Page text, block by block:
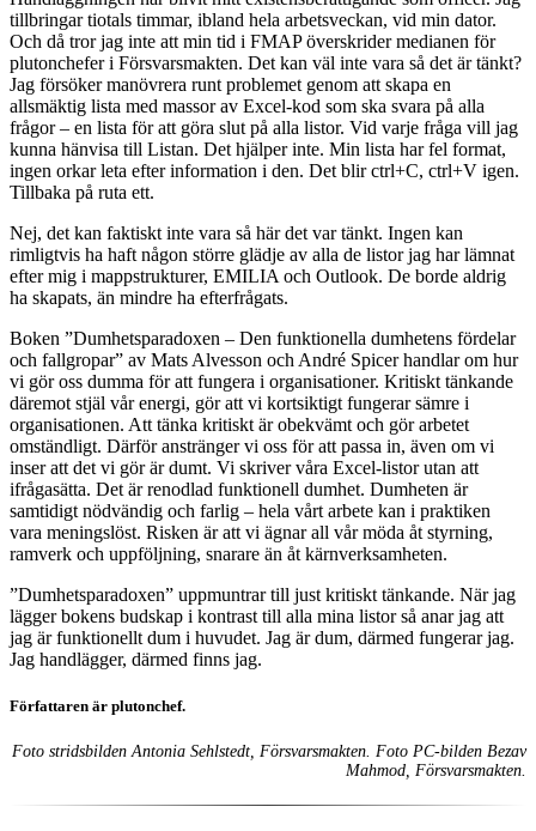
tillbringar tiotals timmar, ibland hela arbetsveckan, vid min dator.
Och då tror jag inte att min tid i FMAP överskrider medianen för
plutonchefer i Försvarsmakten. Det kan väl inte vara så det är tänkt?
Jag försöker manövrera runt problemet genom att skapa en
allsmäktig lista med massor av Excel-kod som ska svara på alla
frågor – en lista för att göra slut på alla listor. Vid varje fråga vill jag
kunna hänvisa till Listan. Det hjälper inte. Min lista har fel format,
ingen orkar leta efter information i den. Det blir ctrl+C, ctrl+V igen.
Tillbaka på ruta ett.
Nej, det kan faktiskt inte vara så här det var tänkt. Ingen kan
rimligtvis ha haft någon större glädje av alla de listor jag har lämnat
efter mig i mappstrukturer, EMILIA och Outlook. De borde aldrig
ha skapats, än mindre ha efterfrågats.
Boken ”Dumhetsparadoxen – Den funktionella dumhetens fördelar
och fallgropar” av Mats Alvesson och André Spicer handlar om hur
vi gör oss dumma för att fungera i organisationer. Kritiskt tänkande
däremot stjäl vår energi, gör att vi kortsiktigt fungerar sämre i
organisationen. Att tänka kritiskt är obekvämt och gör arbetet
omständligt. Därför anstränger vi oss för att passa in, även om vi
inser att det vi gör är dumt. Vi skriver våra Excel-listor utan att
ifrågasätta. Det är renodlad funktionell dumhet. Dumheten är
samtidigt nödvändig och farlig – hela vårt arbete kan i praktiken
vara meningslöst. Risken är att vi ägnar all vår möda åt styrning,
ramverk och uppföljning, snarare än åt kärnverksamheten.
”Dumhetsparadoxen” uppmuntrar till just kritiskt tänkande. När jag
lägger bokens budskap i kontrast till alla mina listor så anar jag att
jag är funktionellt dum i huvudet. Jag är dum, därmed fungerar jag.
Jag handlägger, därmed finns jag.
Författaren är plutonchef.
Foto stridsbilden Antonia Sehlstedt, Försvarsmakten. Foto PC-bilden Bezav
Mahmod, Försvarsmakten.